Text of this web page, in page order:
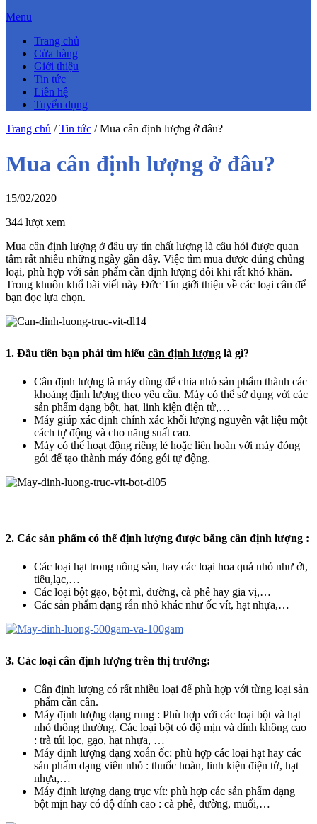
Menu
Trang chủ
Cửa hàng
Giới thiệu
Tin tức
Liên hệ
Tuyển dụng
Trang chủ /Tin tức /Mua cân định lượng ở đâu?
Mua cân định lượng ở đâu?
15/02/2020
344 lượt xem
Mua cân định lượng ở đâu uy tín chất lượng là câu hỏi được quan
tâm rất nhiều những ngày gần đây. Việc tìm mua được đúng chủng
loại, phù hợp với sản phẩm cần định lượng đôi khi rất khó khăn.
Trong khuôn khổ bài viết này Đức Tín giới thiệu về các loại cân để
bạn đọc lựa chọn.
1. Đầu tiên bạn phải tìm hiểu cân định lượng là gì?
Cân định lượng là máy dùng để chia nhỏ sản phẩm thành các
khoảng định lượng theo yêu cầu. Máy có thể sử dụng với các
sản phẩm dạng bột, hạt, linh kiện điện tử,…
Máy giúp xác định chính xác khối lượng nguyên vật liệu một
cách tự động và cho năng suất cao.
Máy có thể hoạt động riêng lẻ hoặc liên hoàn với máy đóng
gói để tạo thành máy đóng gói tự động.
2. Các sản phẩm có thể định lượng được bằng cân định lượng :
Các loại hạt trong nông sản, hay các loại hoa quả nhỏ như ớt,
tiêu,lạc,…
Các loại bột gạo, bột mì, đường, cà phê hay gia vị,…
Các sản phẩm dạng rắn nhỏ khác như ốc vít, hạt nhựa,…
3. Các loại cân định lượng trên thị trường:
Cân định lượng có rất nhiều loại để phù hợp với từng loại sản
phẩm cần cân.
Máy định lượng dạng rung : Phù hợp với các loại bột và hạt
nhỏ thông thường. Các loại bột có độ mịn và dính không cao
: trà túi lọc, gạo, hạt nhựa, …
Máy định lượng dạng xoắn ốc: phù hợp các loại hạt hay các
sản phẩm dạng viên nhỏ : thuốc hoàn, linh kiện điện tử, hạt
nhựa,…
Máy định lượng dạng trục vít: phù hợp các sản phẩm dạng
bột mịn hay có độ dính cao : cà phê, đường, muối,…